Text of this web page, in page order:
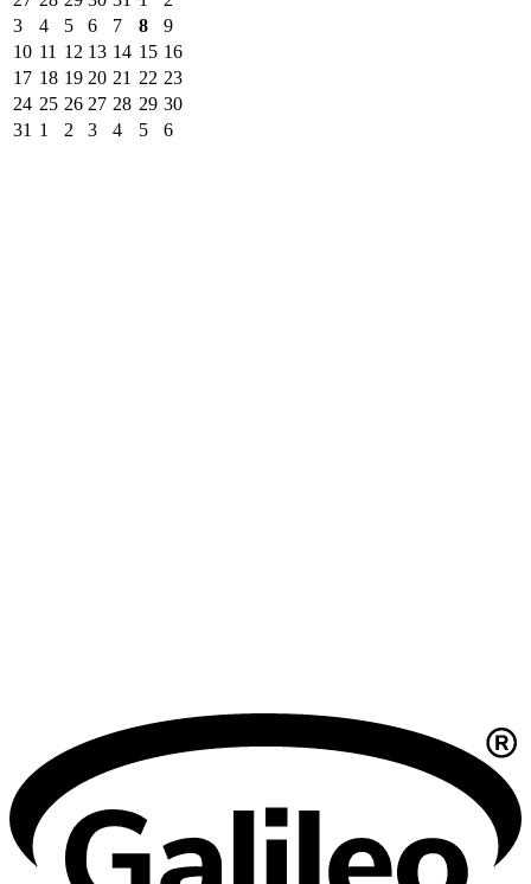
3
4 5 6 7 8
9
10 11 12 13 14 15 16
17 18 19 20 21 22 23
24 25 26 27 28 29 30
31 1 2 3 4 5 6